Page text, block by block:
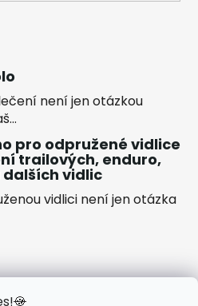
🍪
není jen otázkou
pro odpružené vidlice
trailových, enduro,
dalších vidlic
vidlici není jen otázka